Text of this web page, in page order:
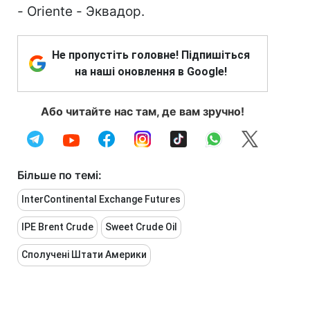
- Oriente - Эквадор.
Не пропустіть головне! Підпишіться
на наші оновлення в Google!
Або читайте нас там, де вам зручно!
Більше по темі:
InterContinental Exchange Futures
IPE Brent Crude Sweet Crude Oil
Сполучені Штати Америки